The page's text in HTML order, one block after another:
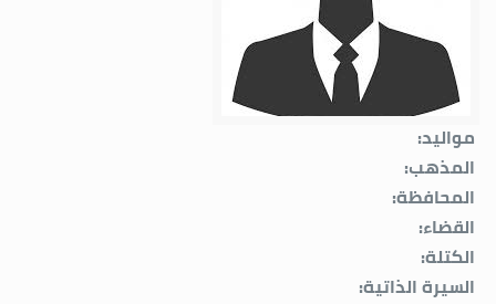
مواليد:
المذهب:
المحافظة:
القضاء:
الكتلة:
السيرة الذاتية: